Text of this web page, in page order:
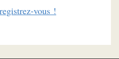
vous !